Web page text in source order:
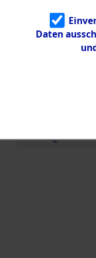
g
5.3.3
e
Daten